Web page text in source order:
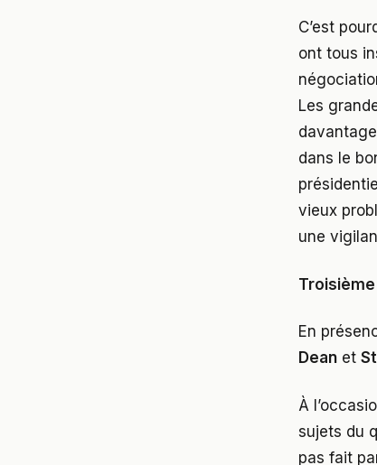
C’est
ont tous
Les
dans le
vieux
une
En
Dean et
À
sujets du
pas fait